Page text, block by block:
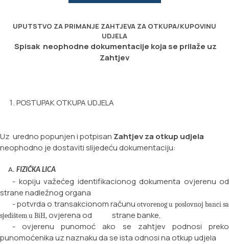
UPUTSTVO ZA PRIMANJE ZAHTJEVA ZA OTKUPA/KUPOVINU
UDJELA
Spisak neophodne dokumentacije koja se prilaže uz
Zahtjev
POSTUPAK OTKUPA UDJELA
Uz uredno popunjen i potpisan Zahtjev za otkup udjela
neophodno je dostaviti slijedeću dokumentaciju:
FIZIČKA LICA
- kopiju važećeg identifikacionog dokumenta ovjerenu od
strane nadležnog organa
- potvrda o transakcionom računu otvorenog u poslovnoj banci sa
sjedištem u BiH, ovjerena od stranebanke,
- ovjerenu punomoć ako se zahtjev podnosi preko
punomoćenika uz naznaku da se ista odnosi na otkup udjela